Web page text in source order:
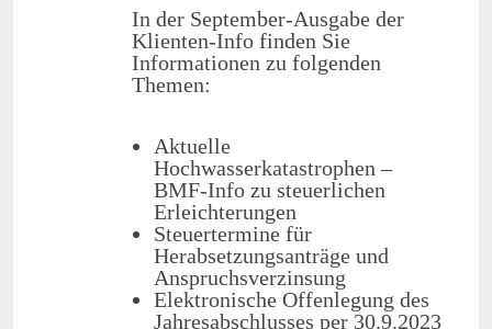
In der September-Ausgabe der
Klienten-Info finden Sie
Informationen zu folgenden
Themen:
Aktuelle
Hochwasserkatastrophen –
BMF-Info zu steuerlichen
Erleichterungen
Steuertermine für
Herabsetzungsanträge und
Anspruchsverzinsung
Elektronische Offenlegung des
Jahresabschlusses per 30.9.2023